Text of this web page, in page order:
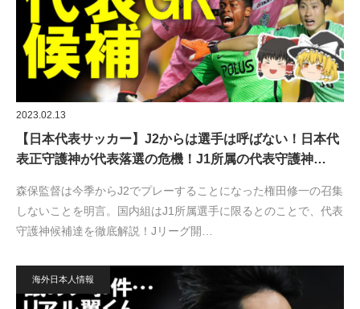
2023.02.13
【日本代表サッカー】J2からは選手は呼ばない！日本代
表正守護神が代表落選の危機！J1所属の代表守護神…
森保監督は今季からJ2でプレーすることになった権田修一の召集
しないことを明言。国内組はJ1所属選手に限るとのことで、代表
守護神候補達を徹底解説！Jリーグ開…
海外日本人情報